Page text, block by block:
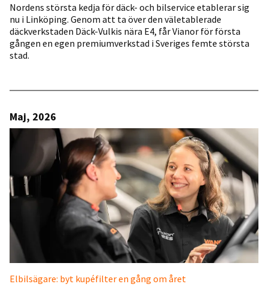
Nordens största kedja för däck- och bilservice etablerar sig
nu i Linköping. Genom att ta över den väletablerade
däckverkstaden Däck-Vulkis nära E4, får Vianor för första
gången en egen premiumverkstad i Sveriges femte största
stad.
Maj, 2026
Elbilsägare: byt kupéfilter en gång om året